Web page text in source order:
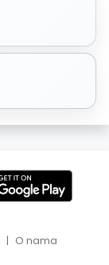
| O nama